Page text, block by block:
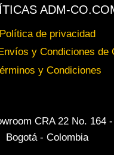
ADM-
Política de privacidad
y Condiciones de
y Condiciones
CRA 22 No. 164
Bogotá - Colombia